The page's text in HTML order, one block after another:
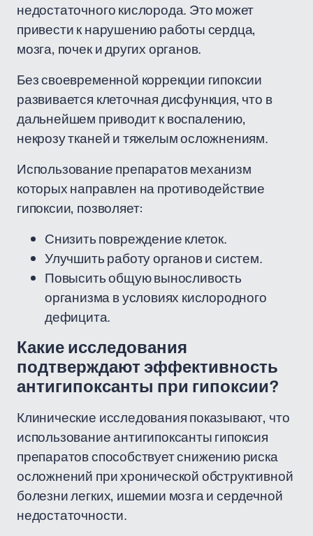
недостаточного кислорода. Это может
привести к нарушению работы сердца,
мозга, почек и других органов.
Без своевременной коррекции гипоксии
развивается клеточная дисфункция, что в
дальнейшем приводит к воспалению,
некрозу тканей и тяжелым осложнениям.
Использование препаратов механизм
которых направлен на противодействие
гипоксии, позволяет:
Снизить повреждение клеток.
Улучшить работу органов и систем.
Повысить общую выносливость
организма в условиях кислородного
дефицита.
Какие исследования
подтверждают эффективность
антигипоксанты при гипоксии?
Клинические исследования показывают, что
использование антигипоксанты гипоксия
препаратов способствует снижению риска
осложнений при хронической обструктивной
болезни легких, ишемии мозга и сердечной
недостаточности.